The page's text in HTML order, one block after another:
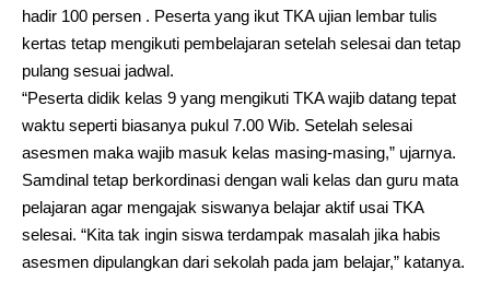
hadir 100 persen . Peserta yang ikut TKA ujian lembar tulis
kertas tetap mengikuti pembelajaran setelah selesai dan tetap
pulang sesuai jadwal.
“Peserta didik kelas 9 yang mengikuti TKA wajib datang tepat
waktu seperti biasanya pukul 7.00 Wib. Setelah selesai
asesmen maka wajib masuk kelas masing-masing,” ujarnya.
Samdinal tetap berkordinasi dengan wali kelas dan guru mata
pelajaran agar mengajak siswanya belajar aktif usai TKA
selesai. “Kita tak ingin siswa terdampak masalah jika habis
asesmen dipulangkan dari sekolah pada jam belajar,” katanya.